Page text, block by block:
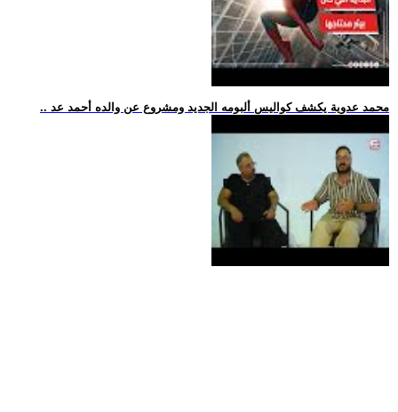
.. محمد عدوية يكشف كواليس ألبومه الجديد ومشروع عن والده أحمد عد